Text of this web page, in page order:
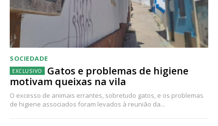
SOCIEDADE
Gatos e problemas de higiene
motivam queixas na vila
O excesso de animais errantes, sobretudo gatos, e os problemas
de higiene associados foram levados à reunião da...